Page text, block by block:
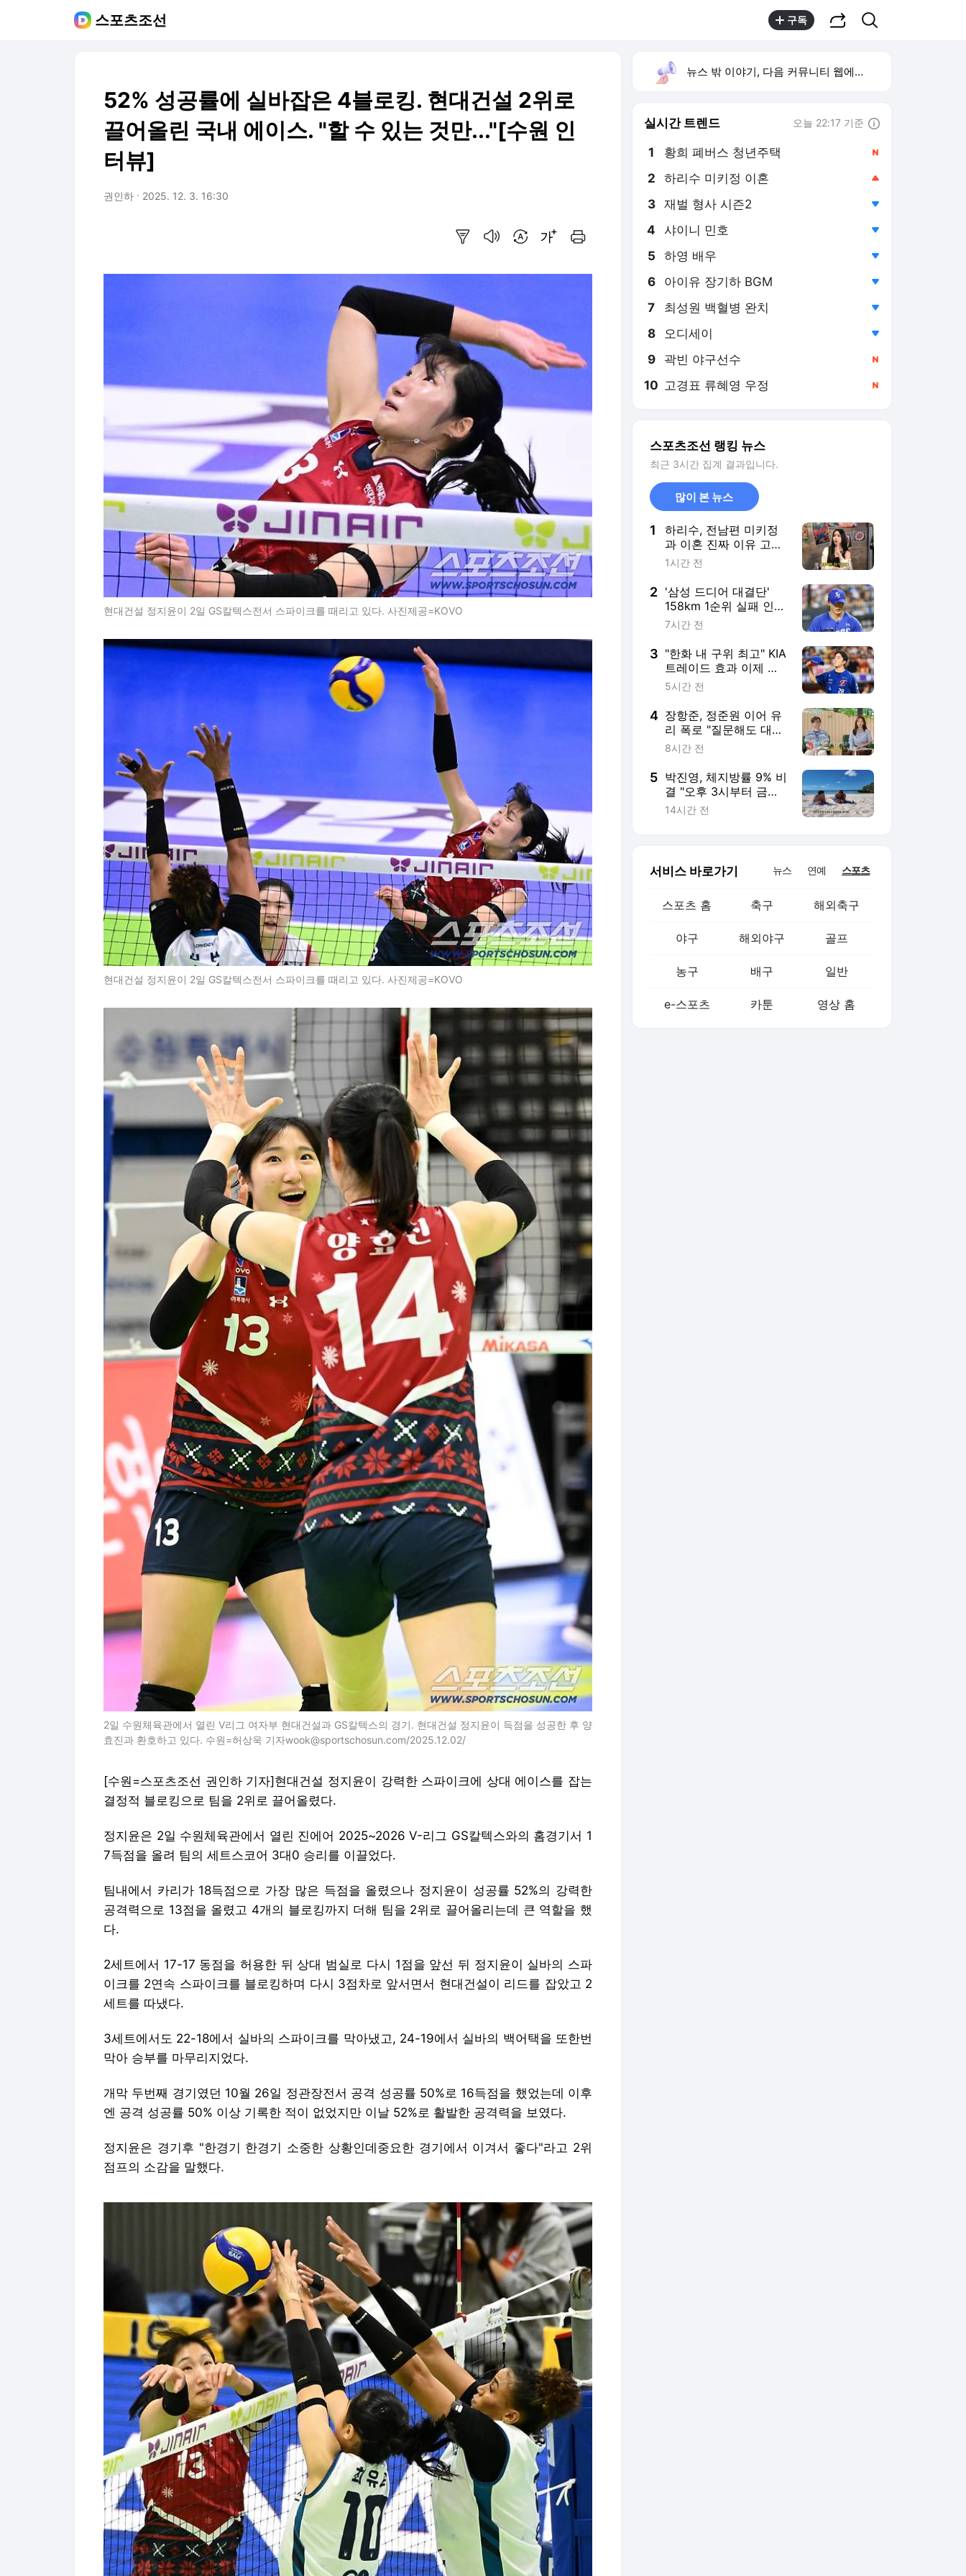
스포츠조선 구독
52% 성공률에 실바잡은 4블로킹. 현대건설 2위로
끌어올린 국내 에이스. "할 수 있는 것만..."[수원 인
터뷰]
권인하 2025. 12. 3. 16:30
현대건설 정지윤이 2일 GS칼텍스전서 스파이크를 때리고 있다. 사진제공=KOVO
현대건설 정지윤이 2일 GS칼텍스전서 스파이크를 때리고 있다. 사진제공=KOVO
2일 수원체육관에서 열린 V리그 여자부 현대건설과 GS칼텍스의 경기. 현대건설 정지윤이 득점을 성공한 후 양
효진과 환호하고 있다. 수원=허상욱 기자wook@sportschosun.com/2025.12.02/
[수원=스포츠조선 권인하 기자]현대건설 정지윤이 강력한 스파이크에 상대 에이스를 잡는
결정적 블로킹으로 팀을 2위로 끌어올렸다.
정지윤은 2일 수원체육관에서 열린 진에어 2025~2026 V-리그 GS칼텍스와의 홈경기서 1
7득점을 올려 팀의 세트스코어 3대0 승리를 이끌었다.
팀내에서 카리가 18득점으로 가장 많은 득점을 올렸으나 정지윤이 성공률 52%의 강력한
공격력으로 13점을 올렸고 4개의 블로킹까지 더해 팀을 2위로 끌어올리는데 큰 역할을 했
다.
2세트에서 17-17 동점을 허용한 뒤 상대 범실로 다시 1점을 앞선 뒤 정지윤이 실바의 스파
이크를 2연속 스파이크를 블로킹하며 다시 3점차로 앞서면서 현대건설이 리드를 잡았고 2
세트를 따냈다.
3세트에서도 22-18에서 실바의 스파이크를 막아냈고, 24-19에서 실바의 백어택을 또한번
막아 승부를 마무리지었다.
개막 두번째 경기였던 10월 26일 정관장전서 공격 성공률 50%로 16득점을 했었는데 이후
엔 공격 성공률 50% 이상 기록한 적이 없었지만 이날 52%로 활발한 공격력을 보였다.
정지윤은 경기후 "한경기 한경기 소중한 상황인데중요한 경기에서 이겨서 좋다"라고 2위
점프의 소감을 말했다.
뉴스 밖 이야기, 다음 커뮤니티 웹에서 보기
실시간 트렌드 오늘 22:17 기준
1 황희 폐버스 청년주택
2 하리수 미키정 이혼
3 재벌 형사 시즌2
4 샤이니 민호
5 하영 배우
6 아이유 장기하 BGM
7 최성원 백혈병 완치
8 오디세이
9 곽빈 야구선수
10 고경표 류혜영 우정
스포츠조선 랭킹 뉴스
최근 3시간 집계 결과입니다.
많이 본 뉴스
1
하리수, 전남편 미키정
과 이혼 진짜 이유 고
백.."30억 날렸다는 루
1시간 전
2 '삼성 드디어 대결단'
158km 1순위 실패 인정
했다, 1위 역전 카드 될
7시간 전
3 "한화 내 구위 최고" KIA
트레이드 효과 이제 터
진다…개명까지 한 간절
쳤다
5시간 전
4 장항준, 정준원 이어 유
리 폭로 "질문해도 대답
안 해, 이럴 수 있나 싶
8시간 전
5 박진영, 체지방률 9% 비
결 "오후 3시부터 금식...
배고프면 블랙커피 마
14시간 전
서비스 바로가기 뉴스 연예 스포츠
스포츠 홈 축구 해외축구
야구 해외야구 골프
농구 배구 일반
e-스포츠 카툰 영상 홈